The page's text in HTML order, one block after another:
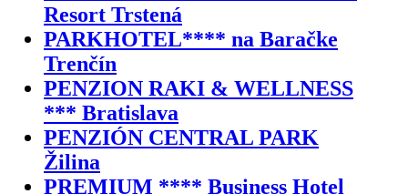
Resort Trstená
PARKHOTEL**** na Baračke
Trenčín
PENZION RAKI & WELLNESS
*** Bratislava
PENZIÓN CENTRAL PARK
Žilina
PREMIUM **** Business Hotel